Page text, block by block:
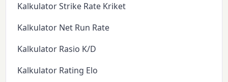
Kalkulator Strike Rate Kriket
Kalkulator Net Run Rate
Kalkulator Rasio K/D
Kalkulator Rating Elo